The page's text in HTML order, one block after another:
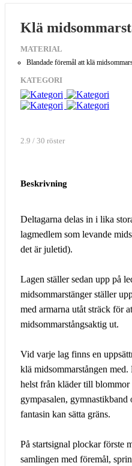
Klä
MATERIAL
Blandade föremål att klä
KATEGORI
2.9 / 30 röster
Beskrivning
Deltagarna delas in i lika
lagmedlem som levande
det är juletid).
Lagen ställer sedan upp på
midsommarstänger ställer
med armarna utåt sträck för
midsommarstångsaktig ut.
Vid varje lag finns en
klä midsommarstången
helst från kläder till
gympasalen,
fantasin kan sätta gräns.
På startsignal plockar förste
samlingen med föremål,